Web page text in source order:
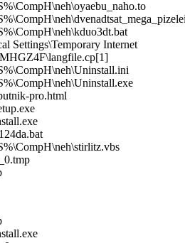
Settings\Temporary Internet
pro.html